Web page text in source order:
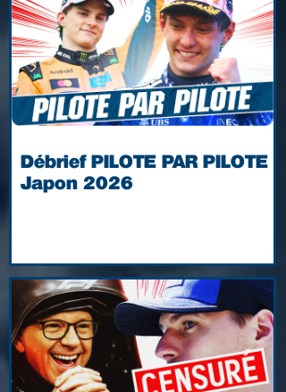
Débrief PILOTE PAR PILOTE |
Japon 2026